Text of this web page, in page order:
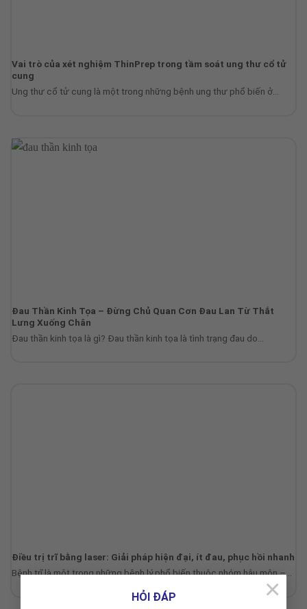
HỎI ĐÁP ×
Vai trò của xét nghiệm ThinPrep trong tầm soát ung thư cổ tử
cung
Ung thư cổ tử cung là một trong những bệnh ung thư phổ biến ở...
Đau Thần Kinh Tọa – Đừng Chủ Quan Cơn Đau Lan Từ Thắt
Lưng Xuống Chân
Đau thần kinh tọa là gì? Đau thần kinh tọa là tình trạng đau do...
Điều trị trĩ bằng laser: Giải pháp hiện đại, ít đau, phục hồi nhanh
Bệnh trĩ là một trong những bệnh lý phổ biến thuộc nhóm hậu môn –...